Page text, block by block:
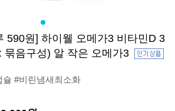
590원] 하이웰 오메가3 비타민D 3
묶음구성) 알 작은 오메가3
#비린냄새최소화